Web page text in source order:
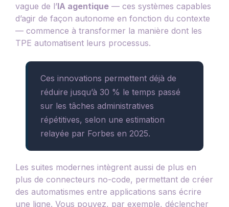
vague de l’IA agentique — ces systèmes capables
d’agir de façon autonome en fonction du contexte
— commence à transformer la manière dont les
TPE automatisent leurs processus.
Ces innovations permettent déjà de
réduire jusqu’à 30 % le temps passé
sur les tâches administratives
répétitives, selon une estimation
relayée par Forbes en 2025.
Les suites modernes intègrent aussi de plus en
plus de connecteurs no-code, permettant de créer
des automatismes entre applications sans écrire
une ligne. Vous pouvez, par exemple, déclencher